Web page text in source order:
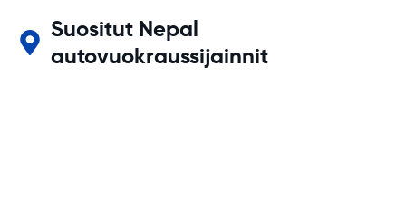
Suositut Nepal
autovuokraussijainnit